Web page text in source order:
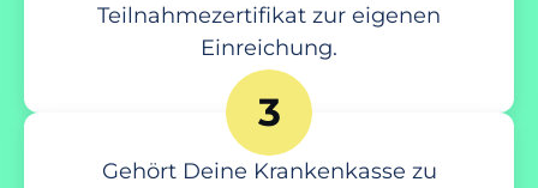
Teilnahmezertifikat zur eigenen
Einreichung.
3
Gehört Deine Krankenkasse zu